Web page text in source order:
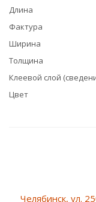
Длина
Фактура
Ширина
Толщина
Клеевой слой
Цвет
Челябинск, ул.